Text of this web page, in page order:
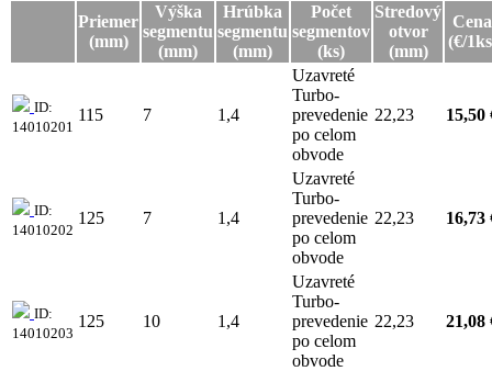
Priemer
(mm)
Výška
segmentu
(mm)
Hrúbka
segmentu
(mm)
Počet
segmentov
(ks)
Stredový
otvor
(mm)
Cena
(€/
ID:
14010201
115 7 1,4
Uzavreté
Turbo-
prevedenie
po celom
obvode
22,23 15,50
ID:
14010202
125 7 1,4
Uzavreté
Turbo-
prevedenie
po celom
obvode
22,23 16,73
ID:
14010203
125 10 1,4
Uzavreté
Turbo-
prevedenie
po celom
obvode
22,23 21,08